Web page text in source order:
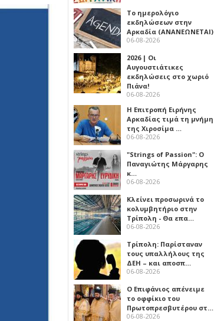
Το ημερολόγιο
εκδηλώσεων στην
Αρκαδία (ΑΝΑΝΕΩΝΕΤΑΙ)
06-08-2026
2026 | Οι
Αυγουστιάτικες
εκδηλώσεις στο χωριό
Πιάνα!
06-08-2026
Η Επιτροπή Ειρήνης
Αρκαδίας τιμά τη μνήμη
της Χιροσίμα …
06-08-2026
"Strings of Passion": Ο
Παναγιώτης Μάργαρης
κ…
06-08-2026
Κλείνει προσωρινά το
κολυμβητήριο στην
Τρίπολη - Θα επα…
06-08-2026
Τρίπολη: Παρίσταναν
τους υπαλλήλους της
ΔΕΗ – και αποσπ…
06-08-2026
Ο Επιφάνιος απένειμε
το οφφίκιο του
Πρωτοπρεσβυτέρου στ…
06-08-2026